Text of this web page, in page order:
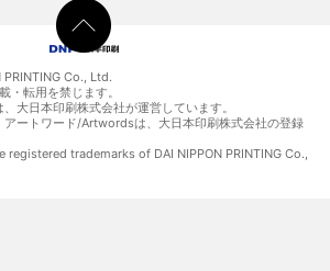
Co., Ltd.
・転用を禁じます。
大日本印刷株式会社が運営しています。
ートワード/Artwordsは、大日本印刷株式会社の登録
trademarks of DAI NIPPON PRINTING Co.,